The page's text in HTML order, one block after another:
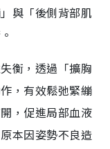
與「後側背部肌
衡，透過「擴胸
，有效鬆弛緊繃
，促進局部血液
本因姿勢不良造